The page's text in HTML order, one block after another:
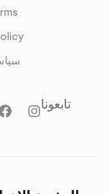
تابعونا